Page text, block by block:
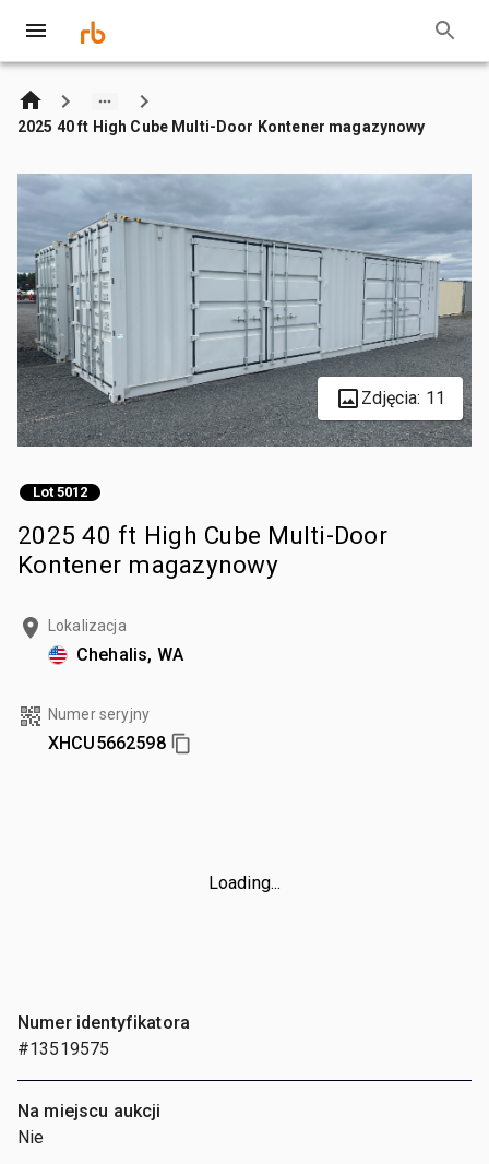
2025 40 ft High Cube Multi-Door Kontener magazynowy
Zdjęcia: 11
Lot 5012
2025 40 ft High Cube Multi-Door
Kontener magazynowy
Lokalizacja
Chehalis, WA
Numer seryjny
XHCU5662598
Loading...
Numer identyfikatora
#13519575
Na miejscu aukcji
Nie